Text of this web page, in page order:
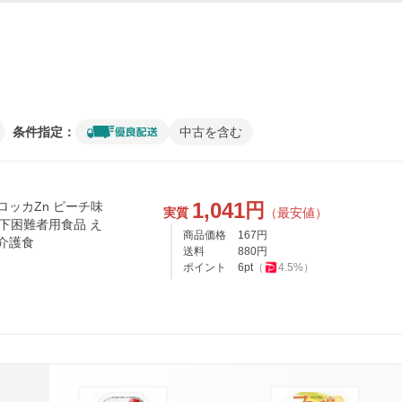
条件指定： 中古を含む
ッカZn ピーチ味
困難者用食品 え
護食
実質 1,041円 （最安値）
商品価格 167 円
送料
880円
ポイント
6pt（ 4.5%）